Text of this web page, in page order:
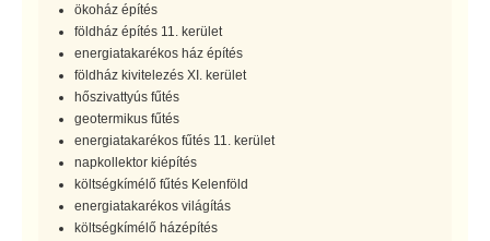
ökoház építés
földház építés 11. kerület
energiatakarékos ház építés
földház kivitelezés XI. kerület
hőszivattyús fűtés
geotermikus fűtés
energiatakarékos fűtés 11. kerület
napkollektor kiépítés
költségkímélő fűtés Kelenföld
energiatakarékos világítás
költségkímélő házépítés